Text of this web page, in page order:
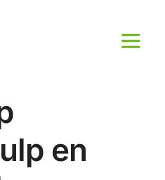
Toggle
en